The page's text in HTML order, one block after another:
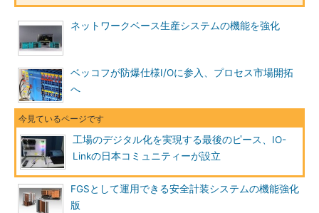
ネットワークベース生産システムの機能を強化
ベッコフが防爆仕様I/Oに参入、プロセス市場開拓
へ
工場のデジタル化を実現する最後のピース、IO-
Linkの日本コミュニティーが設立
FGSとして運用できる安全計装システムの機能強化
版